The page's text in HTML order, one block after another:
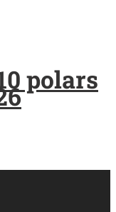
polars